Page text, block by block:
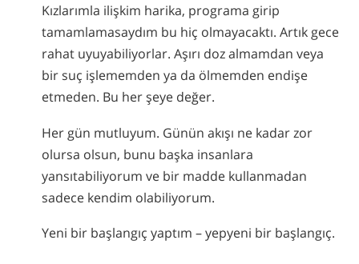
Kızlarımla ilişkim harika, programa girip
tamamlamasaydım bu hiç olmayacaktı. Artık gece
rahat uyuyabiliyorlar. Aşırı doz almamdan veya
bir suç işlememden ya da ölmemden endişe
etmeden. Bu her şeye değer.
Her gün mutluyum. Günün akışı ne kadar zor
olursa olsun, bunu başka insanlara
yansıtabiliyorum ve bir madde kullanmadan
sadece kendim olabiliyorum.
Yeni bir başlangıç yaptım – yepyeni bir başlangıç.